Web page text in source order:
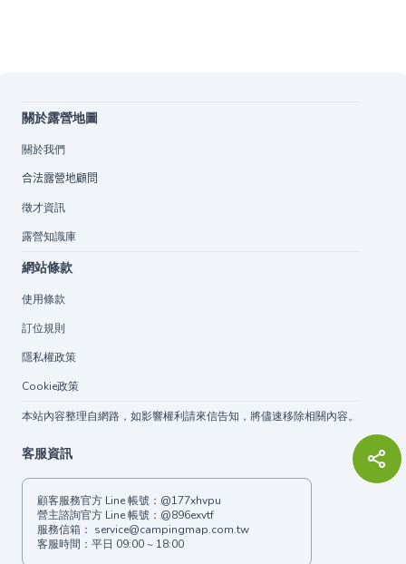
關於露營地圖
關於我們
合法露營地顧問
徵才資訊
露營知識庫
網站條款
使用條款
訂位規則
隱私權政策
Cookie政策
本站內容整理自網路，如影響權利請來信告知，將儘速移除相關內容。
客服資訊
顧客服務官方 Line 帳號： @177xhvpu
營主諮詢官方 Line 帳號： @896exvtf
服務信箱： service@campingmap.com.tw
客服時間：平日 09:00 ~ 18:00